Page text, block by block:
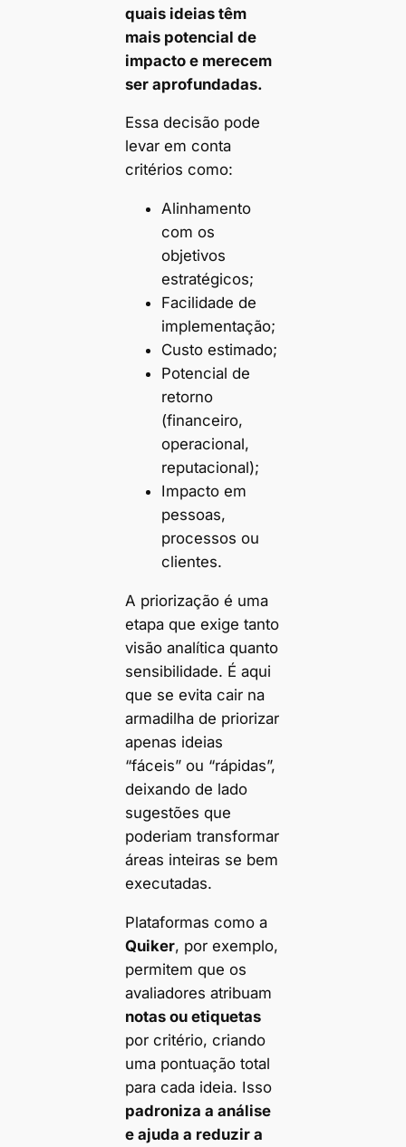
quais ideias têm
mais potencial de
impacto e merecem
ser aprofundadas.
Essa decisão pode
levar em conta
critérios como:
Alinhamento
com os
objetivos
estratégicos;
Facilidade de
implementação;
Custo estimado;
Potencial de
retorno
(financeiro,
operacional,
reputacional);
Impacto em
pessoas,
processos ou
clientes.
A priorização é uma
etapa que exige tanto
visão analítica quanto
sensibilidade. É aqui
que se evita cair na
armadilha de priorizar
apenas ideias
“fáceis” ou “rápidas”,
deixando de lado
sugestões que
poderiam transformar
áreas inteiras se bem
executadas.
Plataformas como a
Quiker, por exemplo,
permitem que os
avaliadores atribuam
notas ou etiquetas
por critério, criando
uma pontuação total
para cada ideia. Isso
padroniza a análise
e ajuda a reduzir a